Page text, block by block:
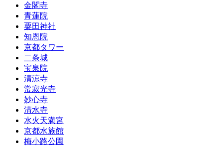
金閣寺
青蓮院
粟田神社
知恩院
京都タワー
二条城
宝泉院
清涼寺
常寂光寺
妙心寺
清水寺
水火天満宮
京都水族館
梅小路公園